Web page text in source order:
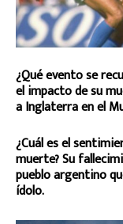
¿Qué evento se
el impacto de su
a Inglaterra en el
¿Cuál es el
muerte? Su
pueblo argentino
ídolo.